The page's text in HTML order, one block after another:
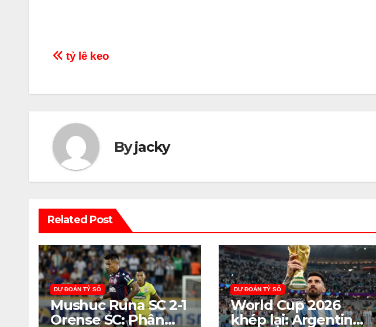
Điều
viết
tỷ lê keo
Byjacky
Related Post
DỰ ĐOÁN TỶ SỐ
Mushuc Runa SC 2-1
Orense SC: Phân
DỰ ĐOÁN TỶ SỐ
World Cup 2026
khép lại: Argentina